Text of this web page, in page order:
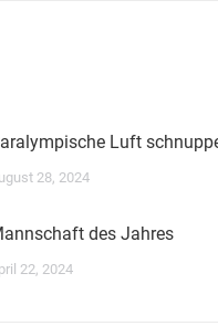
Luft
28, 2024
des Jahres
22, 2024